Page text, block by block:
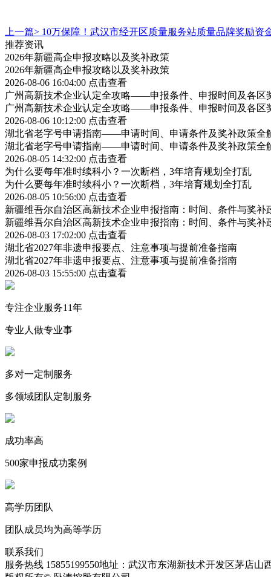
上一篇> 10万保障！武汉市经开区质量服务站质量品牌奖励资
推荐资讯
2026年新疆高企申报攻略以及奖补政策
2026年新疆高企申报攻略以及奖补政策
2026-08-06 16:04:00 点击查看
广州高新技术企业认定全攻略——申报条件、申报时间及各区
广州高新技术企业认定全攻略——申报条件、申报时间及各区
2026-08-06 10:12:00 点击查看
湖北省老字号申请指南——申请时间、申请条件及奖补政策全
湖北省老字号申请指南——申请时间、申请条件及奖补政策全
2026-08-05 14:32:00 点击查看
为什么要每年准时续科小？一次断档，3年培育规划全打乱
为什么要每年准时续科小？一次断档，3年培育规划全打乱
2026-08-05 10:56:00 点击查看
新疆维吾尔自治区高新技术企业申报指南：时间、条件与奖补
新疆维吾尔自治区高新技术企业申报指南：时间、条件与奖补
2026-08-03 17:02:00 点击查看
湖北省2027年非遗申报要点、注意事项与提前准备指南
湖北省2027年非遗申报要点、注意事项与提前准备指南
2026-08-03 15:55:00 点击查看
专注企业服务11年
专业人做专业事
多对一定制服务
多领域团队定制服务
成功率高
500家申报成功案例
高学历团队
团队成员均为高等学历
联系我们
服务热线 15855199550地址：武汉市东湖新技术开发区茅店山